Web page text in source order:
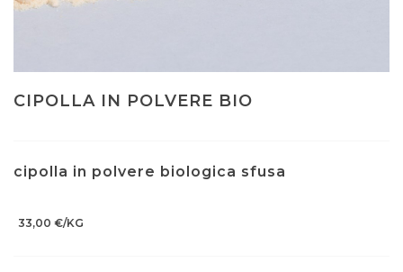
CIPOLLA IN POLVERE BIO
cipolla in polvere biologica sfusa
33,00 €/KG